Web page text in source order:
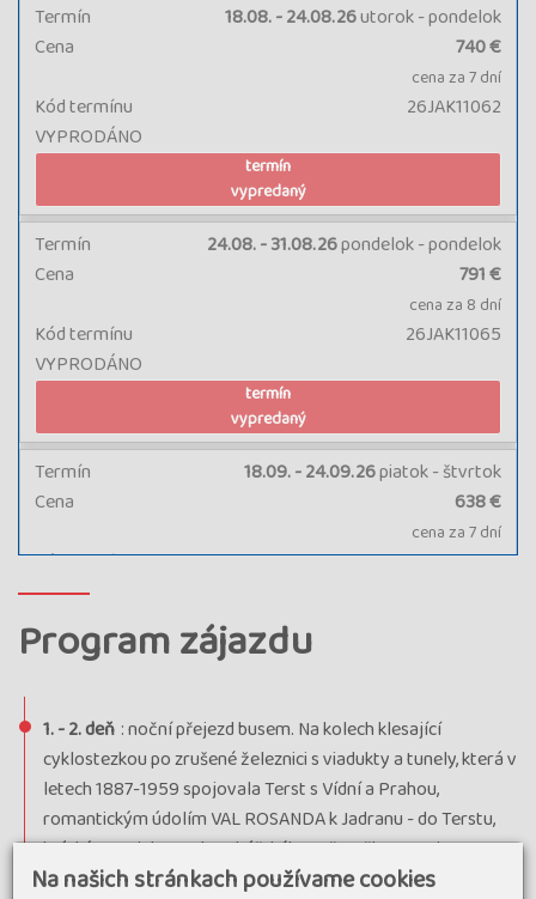
Termín 18.08. - 24.08.26utorok - pondelok
VYPRODÁNO
Kód termínu 26JAK11062
Cena 740 €
cena za 7 dní
termín
vypredaný
Termín 24.08. - 31.08.26pondelok - pondelok
VYPRODÁNO
Kód termínu 26JAK11065
Cena 791 €
cena za 8 dní
termín
vypredaný
Termín 18.09. - 24.09.26piatok - štvrtok
VYPRODÁNO
Kód termínu 26JAK11066
Cena 638 €
cena za 7 dní
termín
vypredaný
Program zájazdu
1. - 2. deň : noční přejezd busem. Na kolech klesající
cyklostezkou po zrušené železnici s viadukty a tunely, která v
letech 1887-1959 spojovala Terst s Vídní a Prahou,
romantickým údolím VAL ROSANDA k Jadranu - do Terstu,
krátkým trajektem do rybářského městečka Muggia a na
kolech podél pobřeží do našeho hotelu (30 km).
Na našich stránkach používame cookies